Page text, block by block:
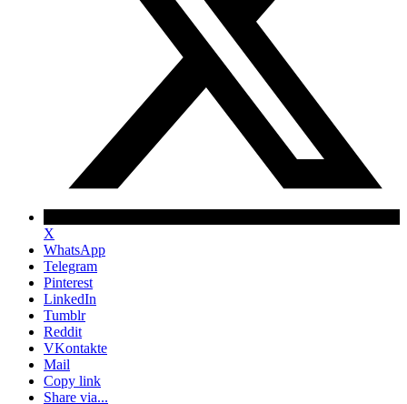
X
WhatsApp
Telegram
Pinterest
LinkedIn
Tumblr
Reddit
VKontakte
Mail
Copy link
Share via...